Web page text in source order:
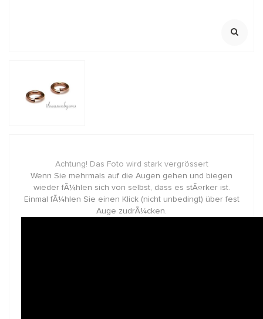
Achtung! Das Foto wird stark vergrössert
Wenn Sie mehrmals auf die Augen gehen und biegen
wieder fÃ¼hlen sich von selbst, dass es stÃ¤rker ist.
Einmal fÃ¼hlen Sie einen Klick (nicht unbedingt) über fest
Auge zudrÃ¼cken.